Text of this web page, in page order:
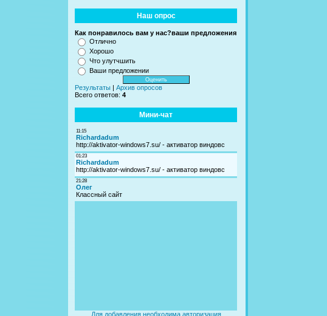
Наш опрос
Как понравилось вам у нас?ваши предложения
Отлично
Хорошо
Что улутчшить
Ваши предложении
Результаты | Архив опросов
Всего ответов: 4
Мини-чат
Для добавления необходима авторизация